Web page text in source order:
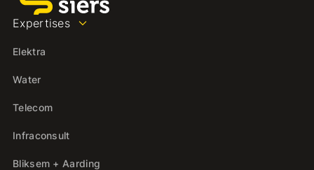
Expertises
Elektra
Water
Telecom
Infraconsult
Bliksem + Aarding